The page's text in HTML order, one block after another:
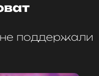
поддержали